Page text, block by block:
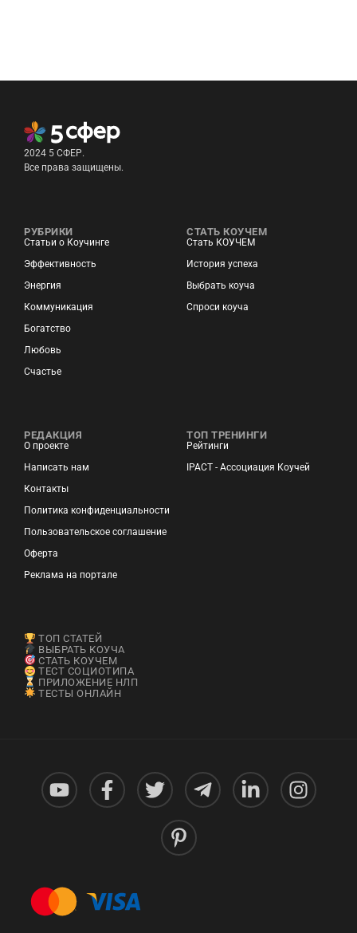
2024 5 СФЕР.
Все права защищены.
РУБРИКИ
Статьи о Коучинге
Эффективность
Энергия
Коммуникация
Богатство
Любовь
Счастье
СТАТЬ КОУЧЕМ
Стать КОУЧЕМ
История успеха
Выбрать коуча
Спроси коуча
РЕДАКЦИЯ
О проекте
Написать нам
Контакты
Политика конфиденциальности
Пользовательское соглашение
Оферта
Реклама на портале
ТОП ТРЕНИНГИ
Рейтинги
IPACT - Ассоциация Коучей
ТОП СТАТЕЙ
ВЫБРАТЬ КОУЧА
СТАТЬ КОУЧЕМ
ТЕСТ СОЦИОТИПА
ПРИЛОЖЕНИЕ НЛП
ТЕСТЫ ОНЛАЙН